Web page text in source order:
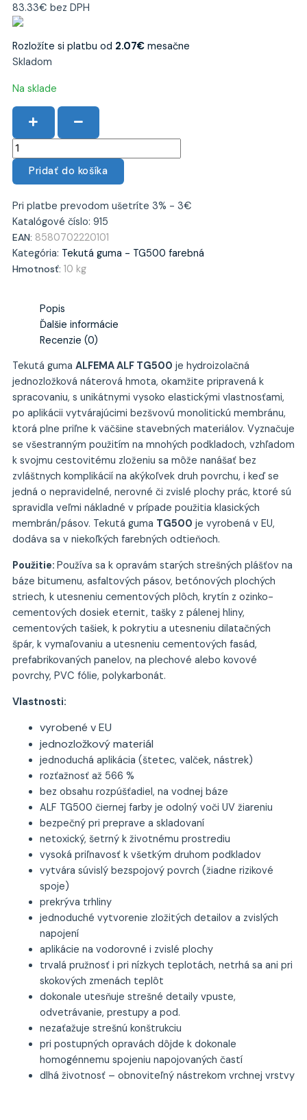
83.33€ bez DPH
Rozložíte si platbu od 2.07€ mesačne
Skladom
Na sklade
Tekutá
guma
ALFEMA
TG500
čierna
10kgPridať do košíka
Pri platbe prevodom ušetríte 3% - 3€
Katalógové číslo: 915
EAN: 8580702220101
Kategória: Tekutá guma - TG500 farebná
Hmotnosť: 10 kg
Popis
Ďalšie informácie
Recenzie (0)
Tekutá guma ALFEMA ALF TG500 je hydroizolačná
jednozložková náterová hmota, okamžite pripravená k
spracovaniu, s unikátnymi vysoko elastickými vlastnosťami,
po aplikácii vytvárajúcimi bezšvovú monolitickú membránu,
ktorá plne priľne k väčšine stavebných materiálov. Vyznačuje
se všestranným použitím na mnohých podkladoch, vzhľadom
k svojmu cestovitému zloženiu sa môže nanášať bez
zvláštnych komplikácií na akýkoľvek druh povrchu, i keď se
jedná o nepravidelné, nerovné či zvislé plochy prác, ktoré sú
spravidla veľmi nákladné v prípade použitia klasických
membrán/pásov. Tekutá guma TG500 je vyrobená v EU,
dodáva sa v niekoľkých farebných odtieňoch.
Použitie: Používa sa k opravám starých strešných plášťov na
báze bitumenu, asfaltových pásov, betónových plochých
striech, k utesneniu cementových plôch, krytín z ozinko-
cementových dosiek eternit, tašky z pálenej hliny,
cementových tašiek, k pokrytiu a utesneniu dilatačných
špár, k vymaľovaniu a utesneniu cementových fasád,
prefabrikovaných panelov, na plechové alebo kovové
povrchy, PVC fólie, polykarbonát.
Vlastnosti:
vyrobené v EU
jednozložkový materiál
jednoduchá aplikácia (štetec, valček, nástrek)
rozťažnosť až 566 %
bez obsahu rozpúšťadiel, na vodnej báze
ALF TG500 čiernej farby je odolný voči UV žiareniu
bezpečný pri preprave a skladovaní
netoxický, šetrný k životnému prostrediu
vysoká priľnavosť k všetkým druhom podkladov
vytvára súvislý bezspojový povrch (žiadne rizikové
spoje)
prekrýva trhliny
jednoduché vytvorenie zložitých detailov a zvislých
napojení
aplikácie na vodorovné i zvislé plochy
trvalá pružnosť i pri nízkych teplotách, netrhá sa ani pri
skokových zmenách teplôt
dokonale utesňuje strešné detaily vpuste,
odvetrávanie, prestupy a pod.
nezaťažuje strešnú konštrukciu
pri postupných opravách dôjde k dokonale
homogénnemu spojeniu napojovaných častí
dlhá životnosť – obnoviteľný nástrekom vrchnej vrstvy